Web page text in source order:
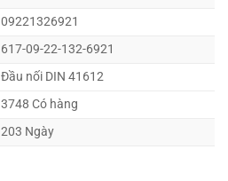
09221326921
617-09-22-132-6921
Đầu nối DIN 41612
3748 Có hàng
203 Ngày